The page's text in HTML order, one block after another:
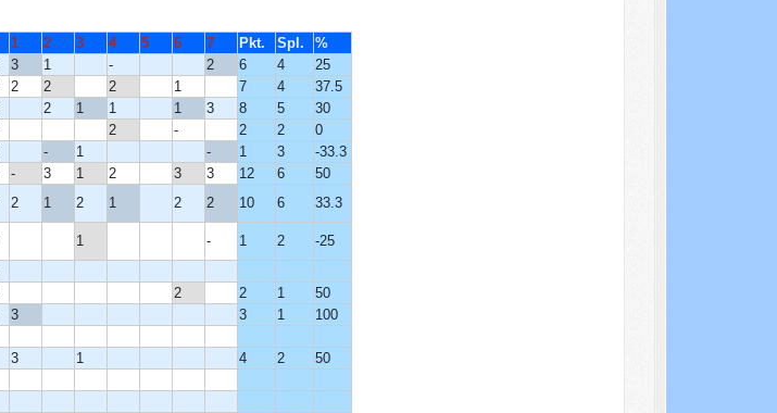
1 2 3 4 5 6 7 Pkt. Spl.
%
3 1 - 2 6 4
25
2 2 2 1 7 4
37.5
2 1 1 1 3 8 5
30
2 - 2 2
0
- 1 - 1 3
-33.3
- 3 1 2 3 3 12 6
50
2 1 2 1 2 2 10 6
33.3
1 - 1 2
-25
2 2 1
50
3 3 1
100
3 1 4 2
50